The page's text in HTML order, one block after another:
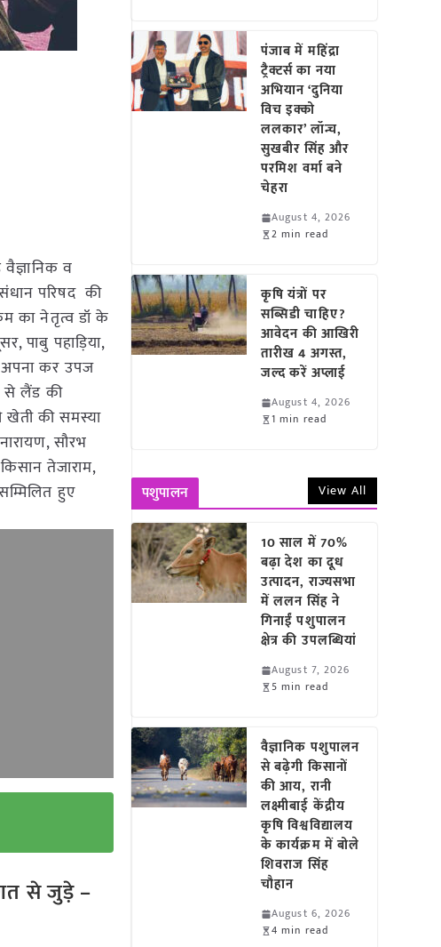
वैज्ञानिक व
परिषद की
का नेतृत्व डॉ के
पाबु पहाड़िया,
अपना कर उपज
से लैंड की
खेती की समस्या
सौरभ
तेजाराम,
हुए
से जुड़े –
पंजाब में महिंद्रा
ट्रैक्टर्स का नया
अभियान ‘दुनिया
विच इक्को
ललकार’ लॉन्च,
सुखबीर सिंह और
परमिश वर्मा बने
चेहरा
August 4, 2026
2 min read
कृषि यंत्रों पर
सब्सिडी चाहिए?
आवेदन की आखिरी
तारीख 4 अगस्त,
जल्द करें अप्लाई
August 4, 2026
1 min read
पशुपालन View All
10 साल में 70%
बढ़ा देश का दूध
उत्पादन, राज्यसभा
में ललन सिंह ने
गिनाईं पशुपालन
क्षेत्र की उपलब्धियां
August 7, 2026
5 min read
वैज्ञानिक पशुपालन
से बढ़ेगी किसानों
की आय, रानी
लक्ष्मीबाई केंद्रीय
कृषि विश्वविद्यालय
के कार्यक्रम में बोले
शिवराज सिंह
चौहान
August 6, 2026
4 min read